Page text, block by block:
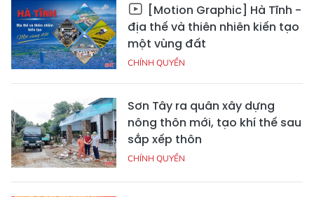
[Motion Graphic] Hà Tĩnh -
địa thế và thiên nhiên kiến tạo
một vùng đất
CHÍNH QUYỀN
Sơn Tây ra quân xây dựng
nông thôn mới, tạo khí thế sau
sắp xếp thôn
CHÍNH QUYỀN